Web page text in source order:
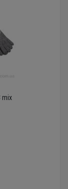
mix